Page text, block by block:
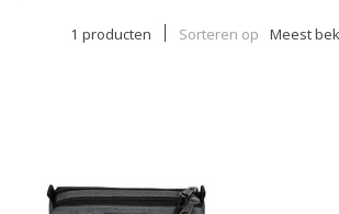
1 producten Sorteren op Meest